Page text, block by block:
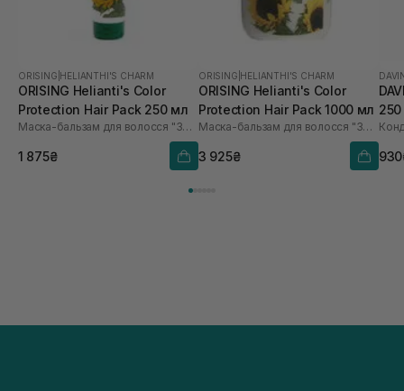
ORISING HELIANTHI'S CHARM
ORISING Helianti's Color
Protection Hair Pack 250 мл
Маска-бальзам для волосся "Захист кольору"
1 875₴
ORISING HELIANTHI'S CHARM
ORISING Helianti's Color
Protection Hair Pack 1000 мл
Маска-бальзам для волосся "Захист кольору"
3 925₴